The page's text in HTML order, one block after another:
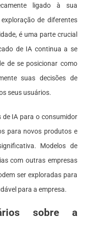
ligado à sua
de diferentes
é uma parte crucial
de IA continua a se
de se posicionar como
suas decisões de
seus usuários.
de IA para o consumidor
para novos produtos e
Modelos de
com outras empresas
ser exploradas para
para a empresa.
sobre a